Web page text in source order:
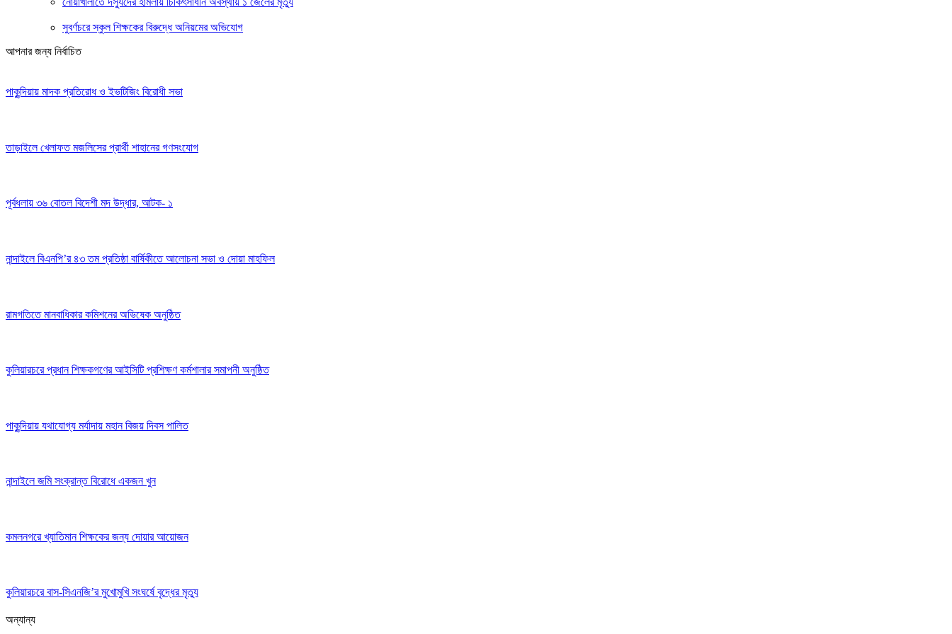
সুবর্ণচরে স্কুল শিক্ষকের বিরুদ্ধে অনিয়মের অভিযোগ
আপনার জন্য নির্বাচিত
পাকুন্দিয়ায় মাদক প্রতিরোধ ও ইভটিজিং বিরোধী সভা
তাড়াইলে খেলাফত মজলিসের প্রার্থী শাহানের গণসংযোগ
পূর্বধলায় ৩৬ বোতল বিদেশী মদ উদ্ধার, আটক- ১
নান্দাইলে বিএনপি’র ৪৩ তম প্রতিষ্ঠা বার্ষিকীতে আলোচনা সভা ও দোয়া মাহফিল
রামগতিতে মানবাধিকার কমিশনের অভিষেক অনুষ্ঠিত
কুলিয়ারচরে প্রধান শিক্ষকগণের আইসিটি প্রশিক্ষণ কর্মশালার সমাপনী অনুষ্ঠিত
পাকুন্দিয়ায় যথাযোগ্য মর্যাদায় মহান বিজয় দিবস পালিত
নান্দাইলে জমি সংক্রান্ত বিরোধে একজন খুন
কমলনগরে খ্যাতিমান শিক্ষকের জন্য দোয়ার আয়োজন
কুলিয়ারচরে বাস-সিএনজি’র মুখোমুখি সংঘর্ষে বৃদ্ধের মৃত্যু
অন্যান্য